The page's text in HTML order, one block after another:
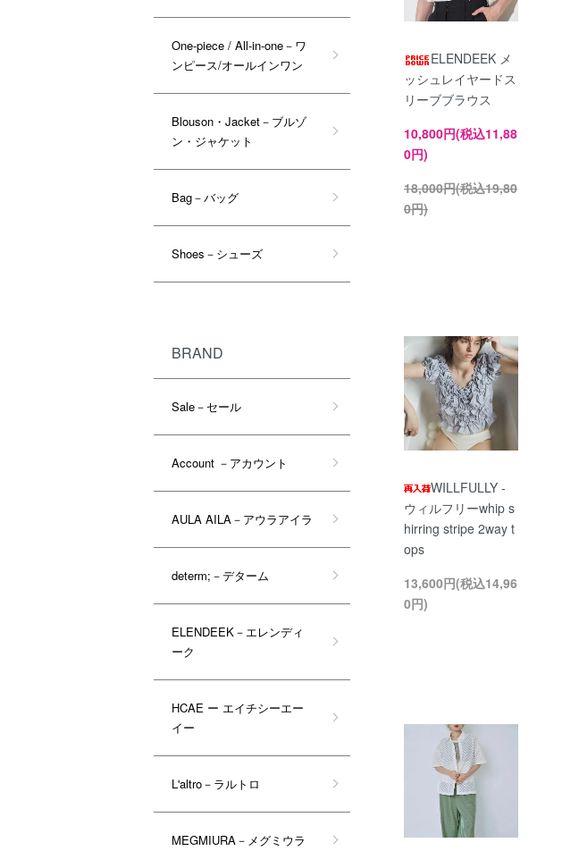
ELENDEEK メ
ッシュレイヤードス
リーブブラウス
10,800円(税込11,88
0円)
18,000円(税込19,80
0円)
WILLFULLY -
ウィルフリーwhip s
hirring stripe 2way t
ops
13,600円(税込14,96
0円)
One-piece / All-in-one－ワ
ンピース/オールインワン
Blouson・Jacket－ブルゾ
ン・ジャケット
Bag－バッグ
Shoes－シューズ
BRAND
Sale－セール
Account －アカウント
AULA AILA－アウラアイラ
determ;－デターム
ELENDEEK－エレンディ
ーク
HCAE ー エイチシーエー
イー
L'altro－ラルトロ
MEGMIURA－メグミウラ